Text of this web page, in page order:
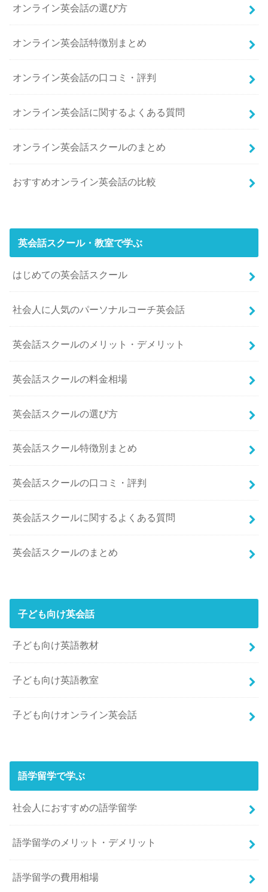
オンライン英会話の選び方
オンライン英会話特徴別まとめ
オンライン英会話の口コミ・評判
オンライン英会話に関するよくある質問
オンライン英会話スクールのまとめ
おすすめオンライン英会話の比較
英会話スクール・教室で学ぶ
はじめての英会話スクール
社会人に人気のパーソナルコーチ英会話
英会話スクールのメリット・デメリット
英会話スクールの料金相場
英会話スクールの選び方
英会話スクール特徴別まとめ
英会話スクールの口コミ・評判
英会話スクールに関するよくある質問
英会話スクールのまとめ
子ども向け英会話
子ども向け英語教材
子ども向け英語教室
子ども向けオンライン英会話
語学留学で学ぶ
社会人におすすめの語学留学
語学留学のメリット・デメリット
語学留学の費用相場